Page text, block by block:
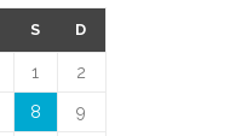
S D
1 2
8 9